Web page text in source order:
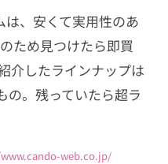
、安くて実用性のあ
ため見つけたら即買
介したラインナップは
の。残っていたら超ラ
web.co.jp/